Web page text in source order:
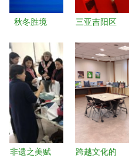
秋冬胜境
——2024
伊犁文旅盛
放大运河文
化旅游博览
三亚吉阳区
艺汇演 公
益创投项目
成果与文化
交流盛典
非遗之美赋
跨越文化的